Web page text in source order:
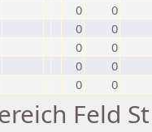
0
0
0
0
0
0
0
0
0 0
Feld